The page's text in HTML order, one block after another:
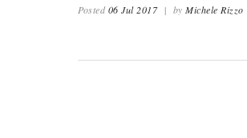
Posted06 Jul 2017 | by Michele Rizzo